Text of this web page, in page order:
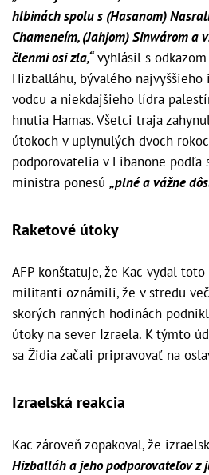
hlbinách spolu s (Hasanom)
Chameneím, (Jahjom) Sinwárom a
členmi osi zla,“vyhlásil s
Hizballáhu, bývalého
vodcu a niekdajšieho lídra
hnutia Hamas. Všetci traja
útokoch v uplynulých dvoch
podporovatelia v Libanone podľa
ministra ponesú „plné a vážne
Raketové útoky
AFP konštatuje, že Kac vydal
militanti oznámili, že v stredu
skorých ranných hodinách
útoky na sever Izraela. K týmto
sa Židia začali pripravovať na
Izraelská reakcia
Kac zároveň zopakoval, že
Hizballáh a jeho podporovateľov z